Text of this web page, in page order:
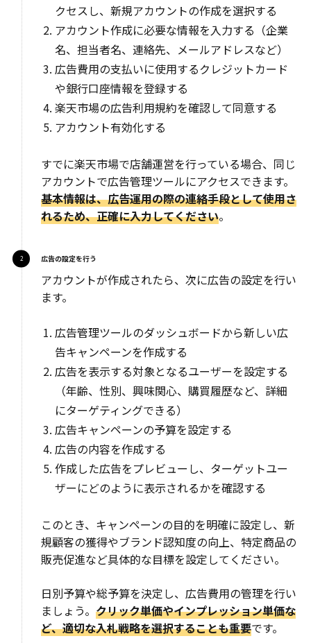
クセスし、新規アカウントの作成を選択する
アカウント作成に必要な情報を入力する（企業
名、担当者名、連絡先、メールアドレスなど）
広告費用の支払いに使用するクレジットカード
や銀行口座情報を登録する
楽天市場の広告利用規約を確認して同意する
アカウント有効化する
すでに楽天市場で店舗運営を行っている場合、同じ
アカウントで広告管理ツールにアクセスできます。
基本情報は、広告運用の際の連絡手段として使用さ
れるため、正確に入力してください。
広告の設定を行う
アカウントが作成されたら、次に広告の設定を行い
ます。
広告管理ツールのダッシュボードから新しい広
告キャンペーンを作成する
広告を表示する対象となるユーザーを設定する
（年齢、性別、興味関心、購買履歴など、詳細
にターゲティングできる）
広告キャンペーンの予算を設定する
広告の内容を作成する
作成した広告をプレビューし、ターゲットユー
ザーにどのように表示されるかを確認する
このとき、キャンペーンの目的を明確に設定し、新
規顧客の獲得やブランド認知度の向上、特定商品の
販売促進など具体的な目標を設定してください。
日別予算や総予算を決定し、広告費用の管理を行い
ましょう。クリック単価やインプレッション単価な
ど、適切な入札戦略を選択することも重要です。